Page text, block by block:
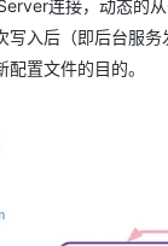
连接，动态的
入后（即后台服
置文件的目的。